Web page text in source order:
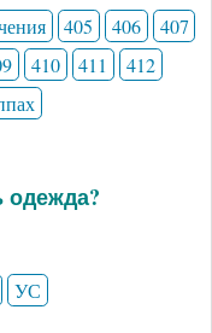
405 406
407
410 411
412
одежда?
УС